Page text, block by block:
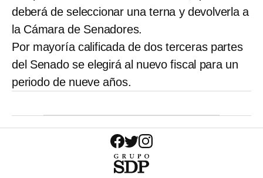
deberá de seleccionar una terna y devolverla a
la Cámara de Senadores.
Por mayoría calificada de dos terceras partes
del Senado se elegirá al nuevo fiscal para un
periodo de nueve años.